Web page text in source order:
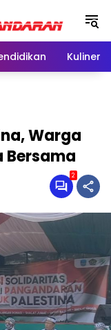
Kuliner
Warga
Bersama
2